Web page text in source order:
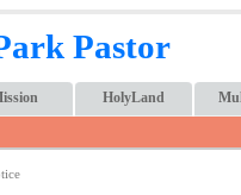
Pastor
HolyLand